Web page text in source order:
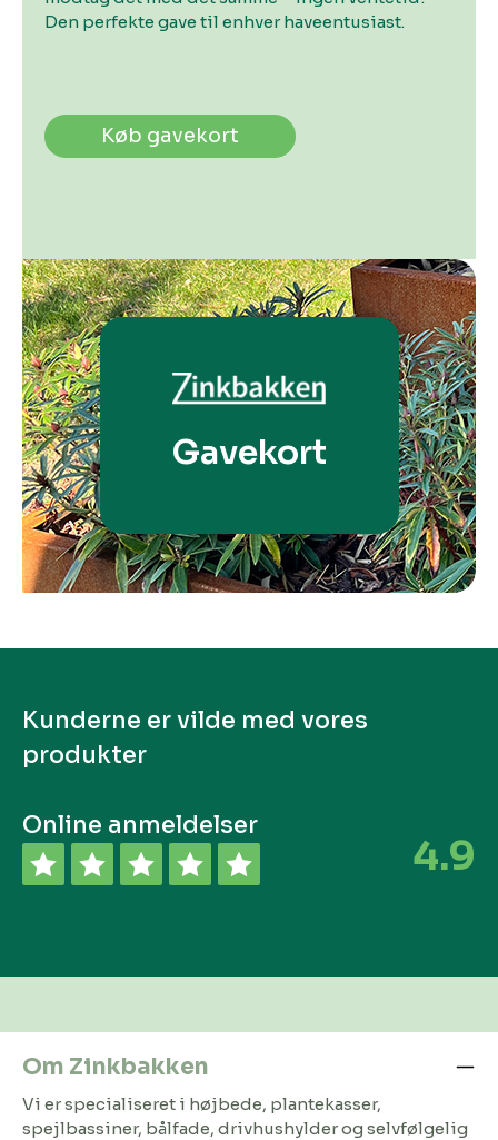
Den perfekte gave til enhver haveentusiast.
Køb gavekort
Gavekort
Kunderne er vilde med vores
produkter
Online anmeldelser
4.9
Om Zinkbakken
Vi er specialiseret i højbede, plantekasser,
spejlbassiner, bålfade, drivhushylder og selvfølgelig